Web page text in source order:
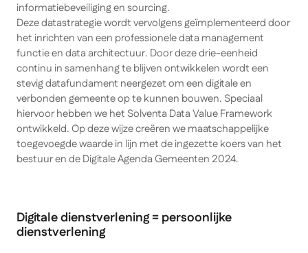
informatiebeveiliging en sourcing.
Deze datastrategie wordt vervolgens geïmplementeerd door
het inrichten van een professionele data management
functie en data architectuur. Door deze drie-eenheid
continu in samenhang te blijven ontwikkelen wordt een
stevig datafundament neergezet om een digitale en
verbonden gemeente op te kunnen bouwen. Speciaal
hiervoor hebben we het Solventa Data Value Framework
ontwikkeld. Op deze wijze creëren we maatschappelijke
toegevoegde waarde in lijn met de ingezette koers van het
bestuur en de Digitale Agenda Gemeenten 2024.
Digitale dienstverlening = persoonlijke
dienstverlening